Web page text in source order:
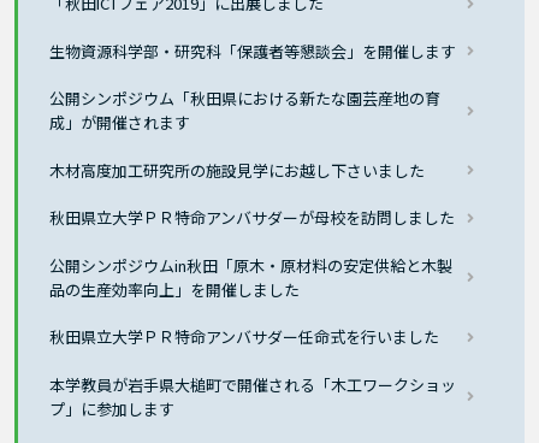
生物資源科学部・研究科「保護者等懇談会」を開催します
公開シンポジウム「秋田県における新たな園芸産地の育
成」が開催されます
木材高度加工研究所の施設見学にお越し下さいました
秋田県立大学ＰＲ特命アンバサダーが母校を訪問しました
公開シンポジウムin秋田「原木・原材料の安定供給と木製
品の生産効率向上」を開催しました
秋田県立大学ＰＲ特命アンバサダー任命式を行いました
本学教員が岩手県大槌町で開催される「木工ワークショッ
プ」に参加します